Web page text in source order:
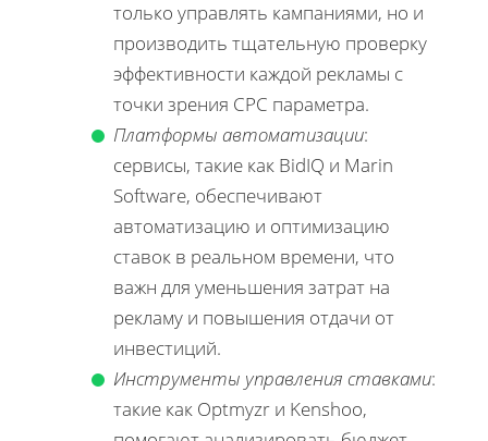
только управлять кампаниями, но и
производить тщательную проверку
эффективности каждой рекламы с
точки зрения CPC параметра.
Платформы автоматизации:
сервисы, такие как BidIQ и Marin
Software, обеспечивают
автоматизацию и оптимизацию
ставок в реальном времени, что
важн для уменьшения затрат на
рекламу и повышения отдачи от
инвестиций.
Инструменты управления ставками:
такие как Optmyzr и Kenshoo,